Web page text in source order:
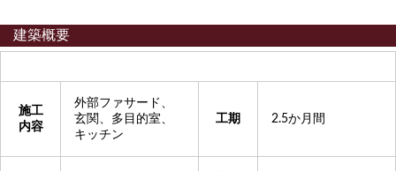
建築概要
施工
内容
外部ファサード、
玄関、多目的室、
キッチン
工期 2.5か月間